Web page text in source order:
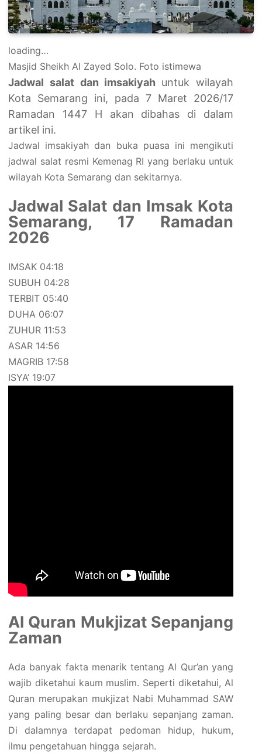
loading…
Masjid Sheikh Al Zayed Solo. Foto istimewa
Jadwal salat dan imsakiyah untuk wilayah
Kota Semarang ini, pada 7 Maret 2026/17
Ramadan 1447 H akan dibahas di dalam
artikel ini.
Jadwal imsakiyah dan buka puasa ini mengikuti
jadwal salat resmi Kemenag RI yang berlaku untuk
wilayah Kota Semarang dan sekitarnya.
Jadwal Salat dan Imsak Kota
Semarang, 17 Ramadan
2026
IMSAK 04:18
SUBUH 04:28
TERBIT 05:40
DUHA 06:07
ZUHUR 11:53
ASAR 14:56
MAGRIB 17:58
ISYA’ 19:07
Al Quran Mukjizat Sepanjang
Zaman
Ada banyak fakta menarik tentang Al Qur’an yang
wajib diketahui kaum muslim. Seperti diketahui, Al
Quran merupakan mukjizat Nabi Muhammad SAW
yang paling besar dan berlaku sepanjang zaman.
Di dalamnya terdapat pedoman hidup, hukum,
ilmu pengetahuan hingga sejarah.